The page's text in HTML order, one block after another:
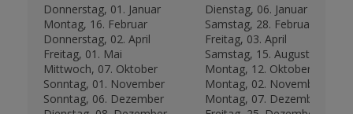
Donnerstag, 01. Januar
Dienstag, 06. Januar
Montag, 16. Februar
Samstag, 28. Februar
Donnerstag, 02. April
Freitag, 03. April
Freitag, 01. Mai
Samstag, 15. August
Mittwoch, 07. Oktober
Montag, 12. Oktober
Sonntag, 01. November
Montag, 02. November
Sonntag, 06. Dezember
Montag, 07. Dezember